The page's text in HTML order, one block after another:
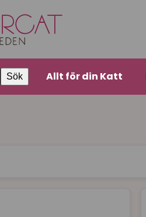
Sök Allt för din Katt